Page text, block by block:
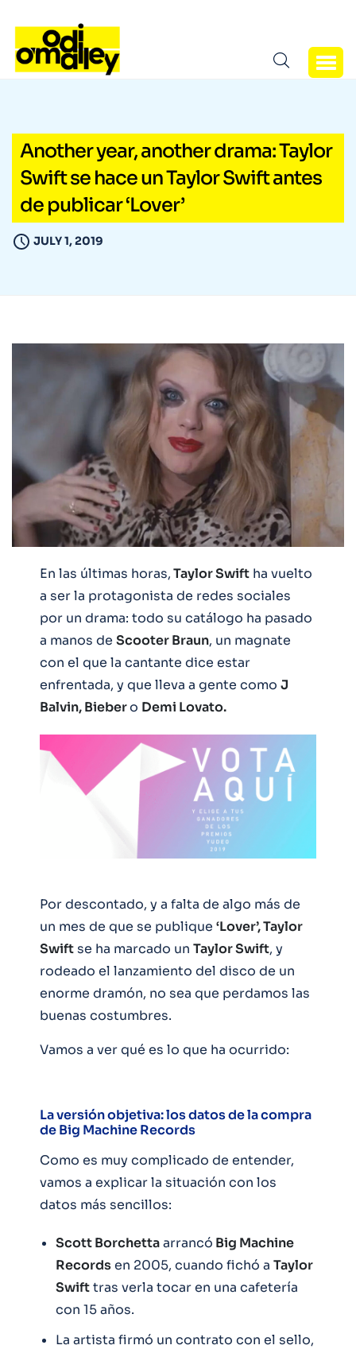
Another year, another drama: Taylor
Swift se hace un Taylor Swift antes
de publicar ‘Lover’
JULY 1, 2019
En las últimas horas,Taylor Swift ha vuelto
a ser la protagonista de redes sociales
por un drama: todo su catálogo ha pasado
a manos de Scooter Braun, un magnate
con el que la cantante dice estar
enfrentada, y que lleva a gente como J
Balvin, Biebero Demi Lovato.
Por descontado, y a falta de algo más de
un mes de que se publique ‘Lover’, Taylor
Swiftse ha marcado un Taylor Swift, y
rodeado el lanzamiento del disco de un
enorme dramón, no sea que perdamos las
buenas costumbres.
Vamos a ver qué es lo que ha ocurrido:
La versión objetiva: los datos de la compra
de Big Machine Records
Como es muy complicado de entender,
vamos a explicar la situación con los
datos más sencillos:
Scott Borchettaarrancó Big Machine
Recordsen 2005, cuando fichó a Taylor
Swifttras verla tocar en una cafetería
con 15 años.
La artista firmó un contrato con el sello,